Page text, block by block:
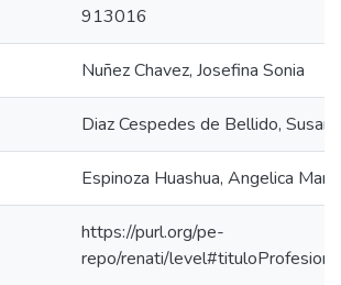
913016
Nuñez Chavez, Josefina Sonia
Diaz Cespedes de Bellido,
Espinoza Huashua, Angelica Maria
https://purl.org/pe-
repo/renati/